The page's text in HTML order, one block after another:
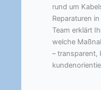
rund um
Reparaturen
Team erklärt
welche
– transparent,